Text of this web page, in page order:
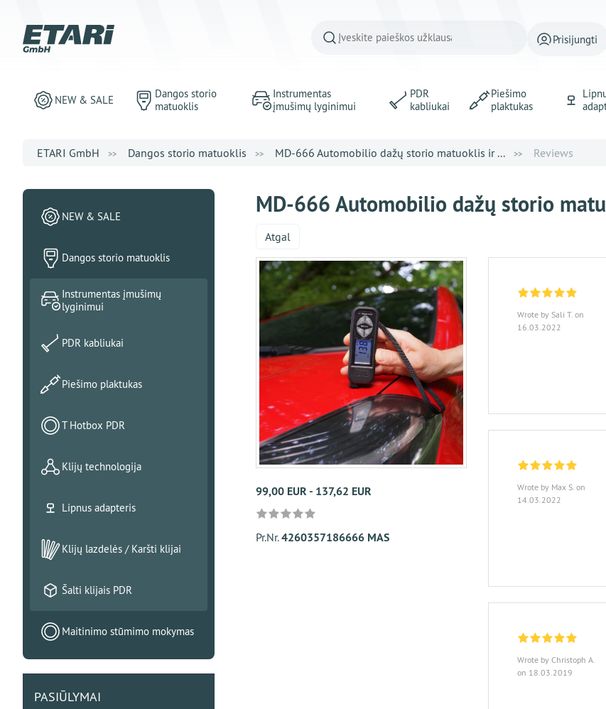
Prisijungti
NEW & SALE
Dangos storio
matuoklis
Instrumentas
įmušimų lyginimui
PDR
kabliukai
Piešimo
plaktukas
ETARI GmbH Dangos storio matuoklis MD-666 Automobilio dažų storio matuoklis ir ... Reviews
MD-666 Automobilio dažų storio
Atgal
99,00 EUR - 137,62 EUR
Pr.Nr.4260357186666 MAS
Wrote by Sali T. on
16.03.2022
Wrote by Max S. on
14.03.2022
Wrote by Christoph A.
on 18.03.2019
NEW & SALE
Dangos storio matuoklis
Instrumentas įmušimų
lyginimui
PDR kabliukai
Piešimo plaktukas
T Hotbox PDR
Klijų technologija
Lipnus adapteris
Klijų lazdelės / Karšti klijai
Šalti klijais PDR
Maitinimo stūmimo mokymas
PASIŪLYMAI